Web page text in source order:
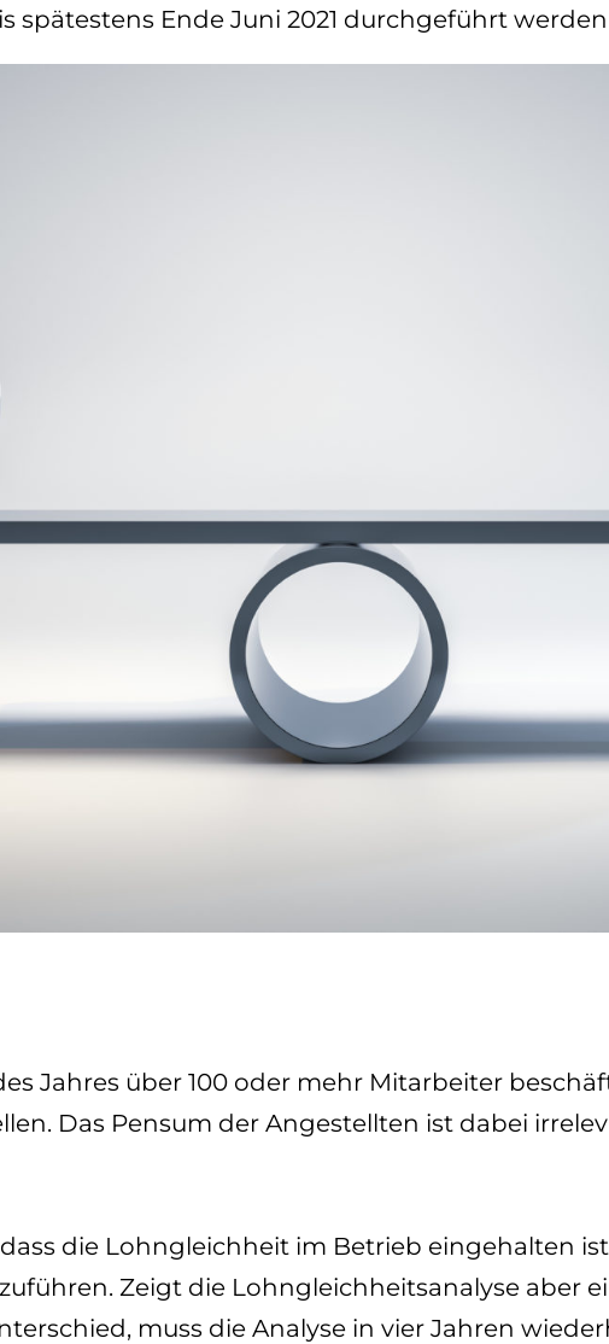
spätestens Ende Juni 2021 durchgeführt
Jahres über 100 oder mehr Mitarbeiter
Das Pensum der Angestellten ist dabei
die Lohngleichheit im Betrieb eingehalten
Zeigt die Lohngleichheitsanalyse aber
muss die Analyse in vier Jahren